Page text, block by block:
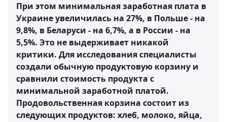
При этом минимальная заработная плата в
Украине увеличилась на 27%, в Польше - на
9,8%, в Беларуси - на 6,7%, а в России - на
5,5%. Это не выдерживает никакой
критики. Для исследования специалисты
создали обычную продуктовую корзину и
сравнили стоимость продукта с
минимальной заработной платой.
Продовольственная корзина состоит из
следующих продуктов: хлеб, молоко, яйца,